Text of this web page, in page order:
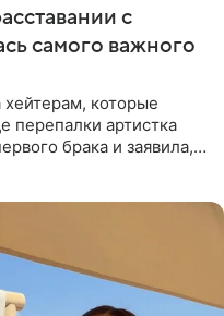
с
самого важного
которые
перепалки артистка
брака и заявила,